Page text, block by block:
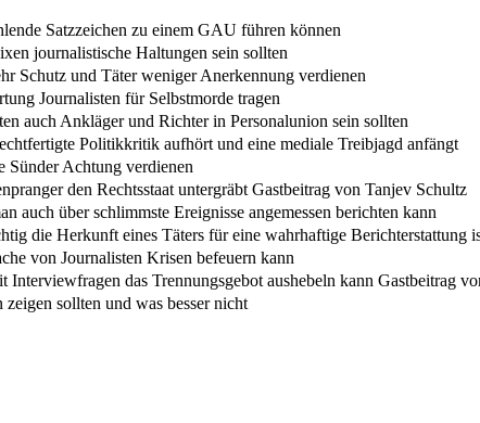
Satzzeichen zu einem GAU führen können
journalistische Haltungen sein sollten
Schutz und Täter weniger Anerkennung verdienen
Journalisten für Selbstmorde tragen
auch Ankläger und Richter in Personalunion sein sollten
Politikkritik aufhört und eine mediale Treibjagd anfängt
Sünder Achtung verdienen
den Rechtsstaat untergräbt Gastbeitrag von Tanjev Schultz
über schlimmste Ereignisse angemessen berichten kann
die Herkunft eines Täters für eine wahrhaftige Berichterstattung
von Journalisten Krisen befeuern kann
das Trennungsgebot aushebeln kann Gastbeitrag
sollten und was besser nicht